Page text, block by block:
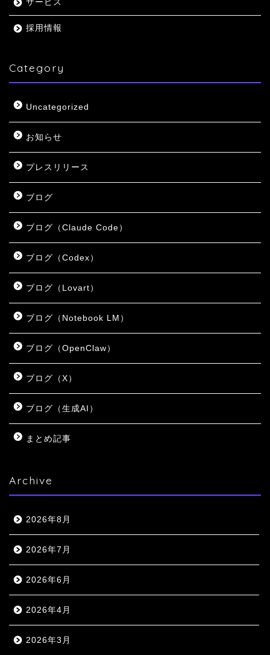
サービス
採用情報
Category
Uncategorized
お知らせ
プレスリリース
ブログ
ブログ（Claude Code）
ブログ（Codex）
ブログ（Lovart）
ブログ（Notebook LM）
ブログ（OpenClaw）
ブログ（X）
ブログ（生成AI）
まとめ記事
Archive
2026年8月
2026年7月
2026年6月
2026年4月
2026年3月